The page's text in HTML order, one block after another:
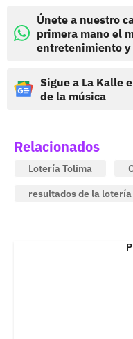
Únete a nuestro
primera mano el
entretenimiento y
Sigue a La Kalle
de la música
Relacionados
Lotería Tolima
resultados de la lotería